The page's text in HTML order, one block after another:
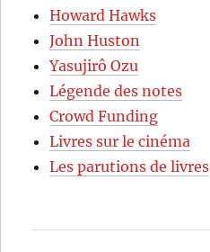
Howard Hawks
John Huston
Yasujirô Ozu
Légende des notes
Crowd Funding
Livres sur le cinéma
Les parutions de livres